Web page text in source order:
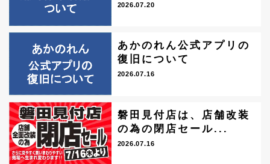
2026.07.20
あかのれん公式アプリの
復旧について
2026.07.16
磐田見付店は、店舗改装
の為の閉店セール...
2026.07.16